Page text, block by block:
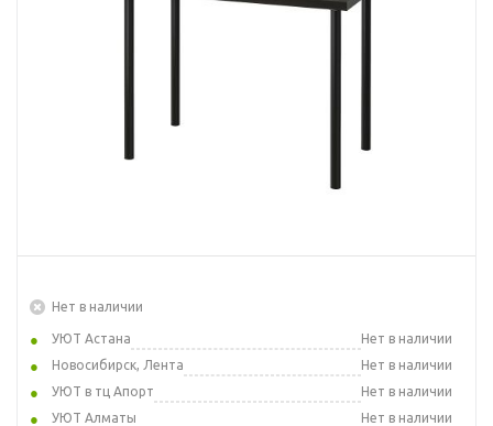
Нет в наличии
УЮТ Астана
Нет в наличии
Новосибирск, Лента
Нет в наличии
УЮТ в тц Апорт
Нет в наличии
УЮТ Алматы
Нет в наличии